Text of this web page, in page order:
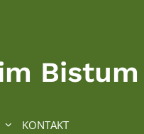
KONTAKT